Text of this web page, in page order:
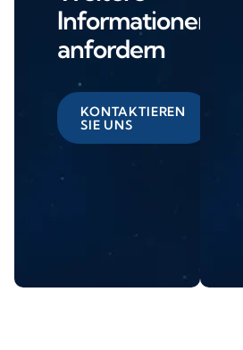
Informationen
anfordern
KONTAKTIEREN
SIE UNS